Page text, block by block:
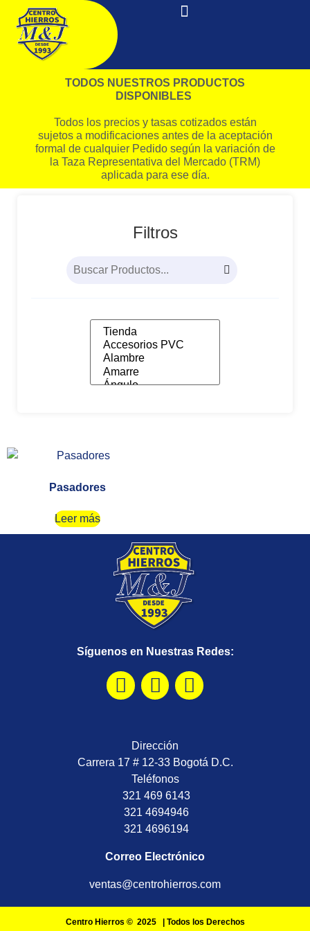
TODOS NUESTROS PRODUCTOS
DISPONIBLES
Todos los precios y tasas cotizados están
sujetos a modificaciones antes de la aceptación
formal de cualquier Pedido según la variación de
la Taza Representativa del Mercado (TRM)
aplicada para ese día.
Filtros
Pasadores
Leer más
Síguenos en Nuestras Redes:
Dirección
Carrera 17 # 12-33 Bogotá D.C.
Teléfonos
321 469 6143
321 4694946
321 4696194
Correo Electrónico
ventas@centrohierros.com
Centro Hierros © 2025 | Todos los Derechos